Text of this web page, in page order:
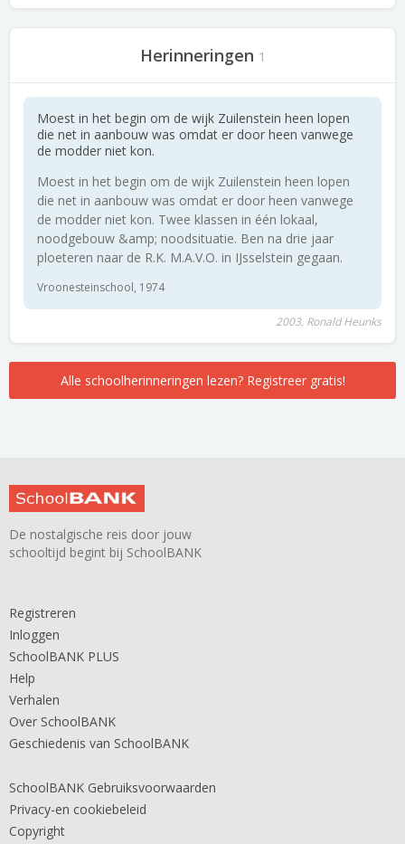
Herinneringen 1
Moest in het begin om de wijk Zuilenstein heen lopen
die net in aanbouw was omdat er door heen vanwege
de modder niet kon.
Moest in het begin om de wijk Zuilenstein heen lopen
die net in aanbouw was omdat er door heen vanwege
de modder niet kon. Twee klassen in één lokaal,
noodgebouw &amp; noodsituatie. Ben na drie jaar
ploeteren naar de R.K. M.A.V.O. in IJsselstein gegaan.
Vroonesteinschool, 1974
2003, Ronald Heunks
Alle schoolherinneringen lezen? Registreer gratis!
De nostalgische reis door jouw
schooltijd begint bij SchoolBANK
Registreren
Inloggen
SchoolBANK PLUS
Help
Verhalen
Over SchoolBANK
Geschiedenis van SchoolBANK
SchoolBANK Gebruiksvoorwaarden
Privacy-en cookiebeleid
Copyright